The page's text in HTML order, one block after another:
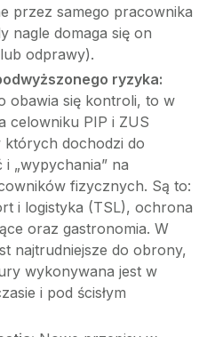
przez samego pracownika
nagle domaga się on
odprawy).
ryzyka:
obawia się kontroli, to w
celowniku PIP i ZUS
których dochodzi do
„wypychania” na
fizycznych. Są to:
i logistyka (TSL), ochrona
oraz gastronomia. W
najtrudniejsze do obrony,
wykonywana jest w
i pod ścisłym